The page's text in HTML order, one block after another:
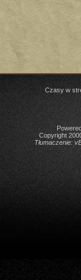
Czasy w
Copyright
Tłumaczenie: